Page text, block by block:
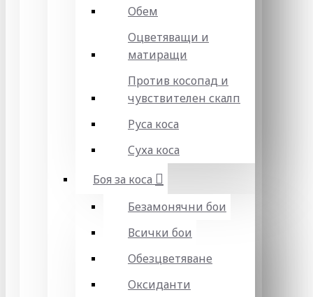
Обем
Оцветяващи и
матиращи
Против косопад и
чувствителен скалп
Руса коса
Суха коса
Боя за коса
Безамонячни бои
Всички бои
Обезцветяване
Оксиданти